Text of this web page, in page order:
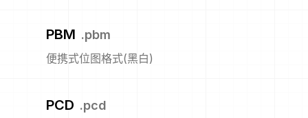
PBM .pbm
便携式位图格式(黑白)
PCD .pcd